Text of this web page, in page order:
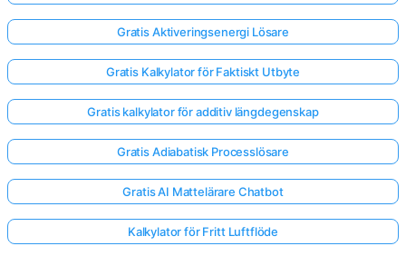
Gratis Aktiveringsenergi Lösare
Gratis Kalkylator för Faktiskt Utbyte
Gratis kalkylator för additiv längdegenskap
Gratis Adiabatisk Processlösare
Gratis AI Mattelärare Chatbot
Kalkylator för Fritt Luftflöde